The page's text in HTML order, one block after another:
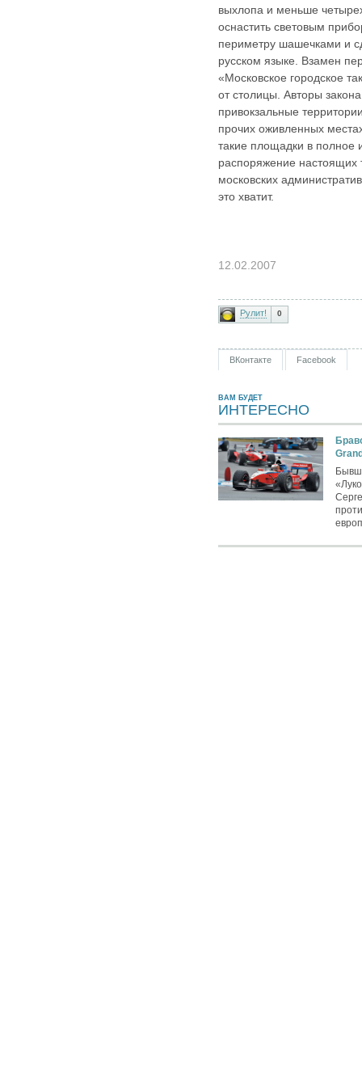
выхлопа и меньше
оснастить световым
периметру шашечками и
русском языке. Взамен
«Московское городское
от столицы. Авторы
привокзальные
прочих оживленных
такие площадки в полное
распоряжение настоящих
московских
это хватит.
12.02.2007
Рулит! 0
ВКонтакте Facebook
ВАМ БУДЕТ
ИНТЕРЕСНО